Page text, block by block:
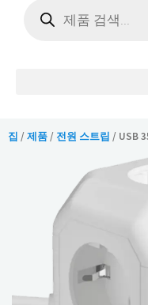
집 /제품/ 전원 스트립 / USB